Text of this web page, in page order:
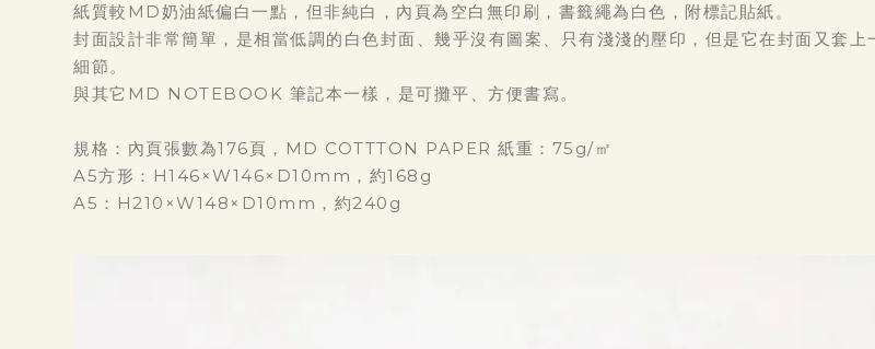
紙質較MD奶油紙偏白一點，但非純白，內頁為空白無印刷，書籤繩為白色，附標記貼紙。
封面設計非常簡單，是相當低調的白色封面、幾乎沒有圖案、只有淺淺的壓印，但是它在封面又套
細節。
與其它MD NOTEBOOK 筆記本一樣，是可攤平、方便書寫。
規格：內頁張數為176頁，MD COTTTON PAPER 紙重：75g/㎡
A5方形：H146×W146×D10mm，約168g
A5：H210×W148×D10mm，約240g